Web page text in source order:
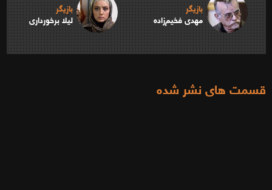
بازیگر
مهدی فخیم‌زاده
بازیگر
لیلا برخورداری
قسمت های نشر شده